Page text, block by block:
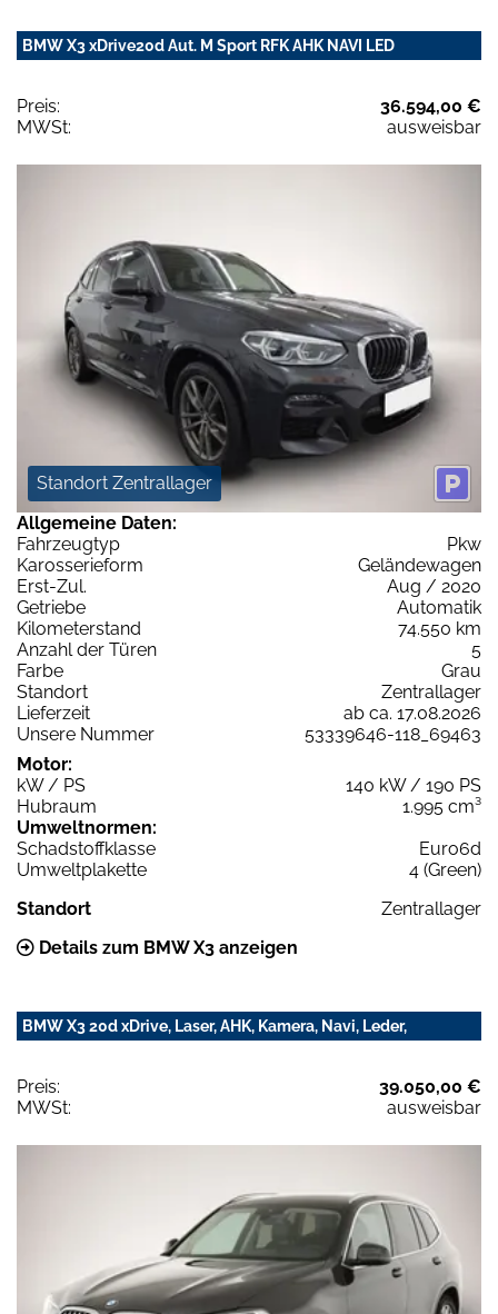
BMW X3 xDrive20d Aut. M Sport RFK AHK NAVI LED
Preis:
36.594,00 €
MWSt:
ausweisbar
Standort Zentrallager
Allgemeine Daten:
Fahrzeugtyp
Pkw
Karosserieform
Geländewagen
Erst-Zul.
Aug / 2020
Getriebe
Automatik
Kilometerstand
74.550 km
Anzahl der Türen
5
Farbe
Grau
Standort
Zentrallager
Lieferzeit
ab ca. 17.08.2026
Unsere Nummer
53339646-118_69463
Motor:
kW / PS
140 kW / 190 PS
Hubraum
1.995 cm³
Umweltnormen:
Schadstoffklasse
Euro6d
Umweltplakette
4 (Green)
Standort
Zentrallager
Details zum BMW X3 anzeigen
BMW X3 20d xDrive, Laser, AHK, Kamera, Navi, Leder,
Preis:
39.050,00 €
MWSt:
ausweisbar